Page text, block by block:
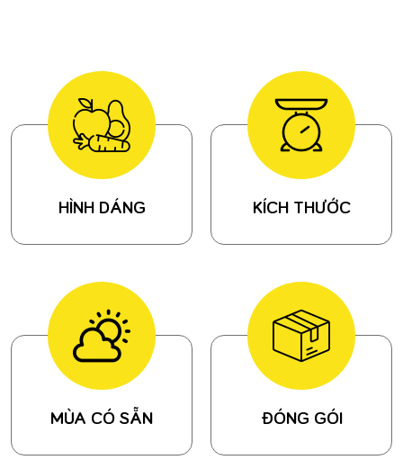
HÌNH DÁNG KÍCH THƯỚC
MÙA CÓ SẴN ĐÓNG GÓI